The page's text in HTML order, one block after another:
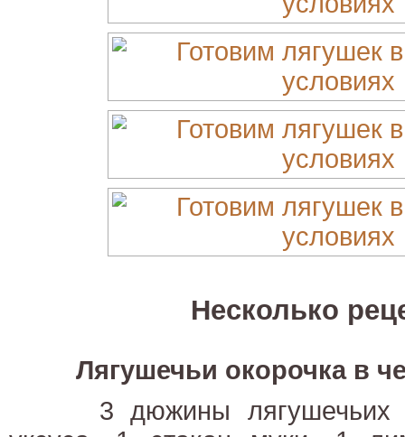
Несколько
Лягушечьи окорочка в
3 дюжины лягушечьих